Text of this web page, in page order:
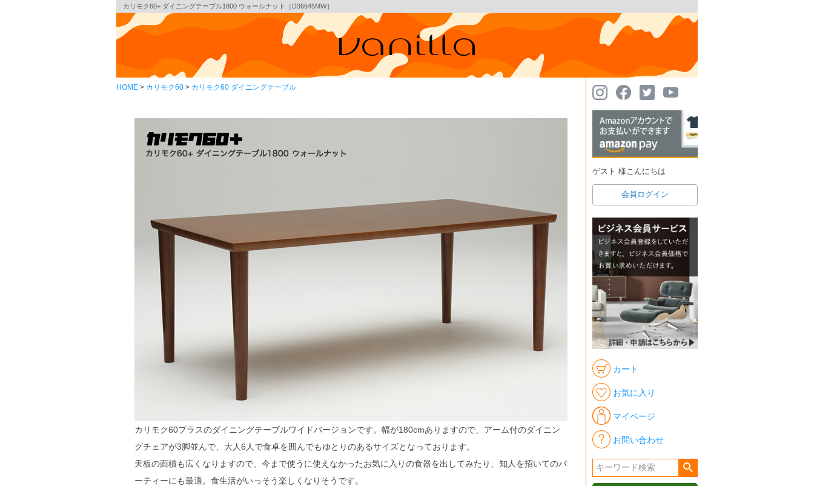
カリモク60+ ダイニングテーブル1800 ウォールナット［D36645MW］
HOME カリモク60 カリモク60 ダイニングテーブル
カリモク60プラスのダイニングテーブルワイドバージョンです。幅が180cmありますので、アーム付のダイニン
グチェアが3脚並んで、大人6人で食卓を囲んでもゆとりのあるサイズとなっております。
天板の面積も広くなりますので、今まで使うに使えなかったお気に入りの食器を出してみたり、知人を招いてのパ
ーティーにも最適。食生活がいっそう楽しくなりそうです。
ゲスト 様こんにちは
会員ログイン
カート
お気に入り
マイページ
お問い合わせ
検索